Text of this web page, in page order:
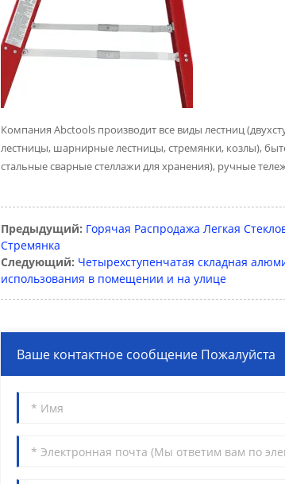
Компания Abctools производит все виды лестниц
лестницы, шарнирные лестницы, стремянки, козлы),
стальные сварные стеллажи для хранения), ручные
Предыдущий: Горячая Распродажа Легкая
Стремянка
Следующий: Четырехступенчатая складная
использования в помещении и на улице
Ваше контактное сообщение Пожалуйста